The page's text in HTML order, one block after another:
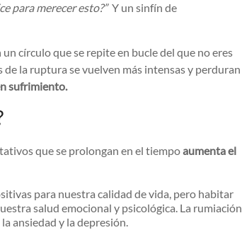
para merecer esto?”Y un sinfín de
círculo que se repite en bucle del que no eres
de la ruptura se vuelven más intensas y perduran
sufrimiento.
que se prolongan en el tiempoaumenta el
para nuestra calidad de vida, pero habitar
salud emocional y psicológica. La rumiación
ansiedad y la depresión.